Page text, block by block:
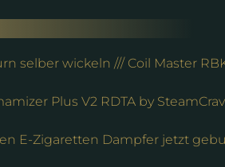
selber wickeln /// Coil Master
Plus V2 RDTA by
E-Zigaretten Dampfer jetzt